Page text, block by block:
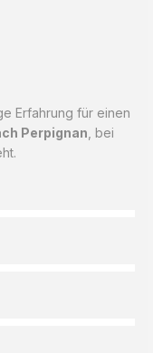
Erfahrung für einen
Perpignan , bei